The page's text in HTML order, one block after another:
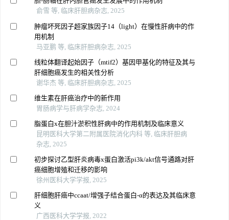
俞雪 等, 临床肝胆病杂志, 2025
肿瘤坏死因子超家族因子14（light）在慢性肝病中的作
用机制
马亚鹏 等, 临床肝胆病杂志, 2025
线粒体翻译起始因子（mtif2）基因甲基化的特征及其与
肝细胞癌发生的相关性分析
谢华杰 等, 临床肝胆病杂志, 2025
维生素在肝癌治疗中的新作用
胃肠病学与肝病学杂志, 2024
脂蛋白x在胆汁淤积性肝病中的作用机制及临床意义
昆明医科大学第二附属医院消化内科 等, 临床肝胆病
杂志, 2025
初步探讨乙型肝炎病毒x蛋白激活pi3k/akt信号通路对肝
癌细胞增殖和迁移的影响
徐州医科大学学报, 2025
肝细胞肝癌中ccaat/增强子结合蛋白-α的表达及其临床意
义
广西医科大学学报, 2022